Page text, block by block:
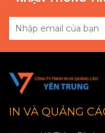
IN VÀ QUẢNG